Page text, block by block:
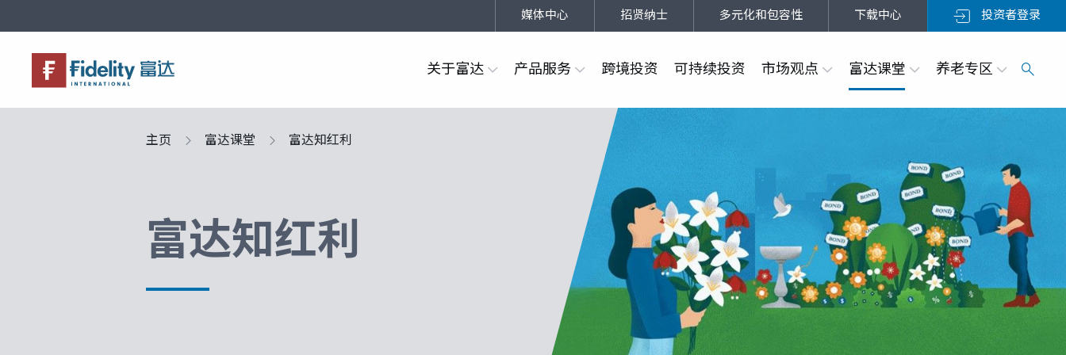
媒体中心 招贤纳士 多元化和包容性 下载中心 投资者登录
关于富达
关于富达
产品服务
产品服务
跨境投资 可持续投资 市场观点
市场观点
富达课堂
富达课堂
养老专区
养老专区
主页 富达课堂 富达知红利
富达知红利